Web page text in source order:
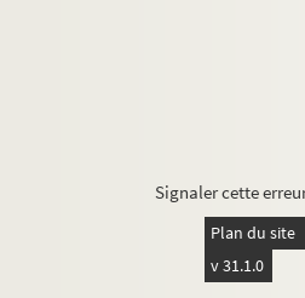
Signaler cette
Plan du site
v 31.1.0